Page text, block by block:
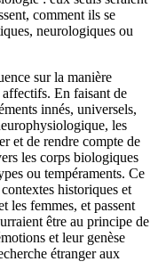
comment ils se
neurologiques ou
sur la manière
affectifs. En faisant de
innés, universels,
les
et de rendre compte de
les corps biologiques
ou tempéraments. Ce
historiques et
les femmes, et passent
être au principe de
et leur genèse
étranger aux